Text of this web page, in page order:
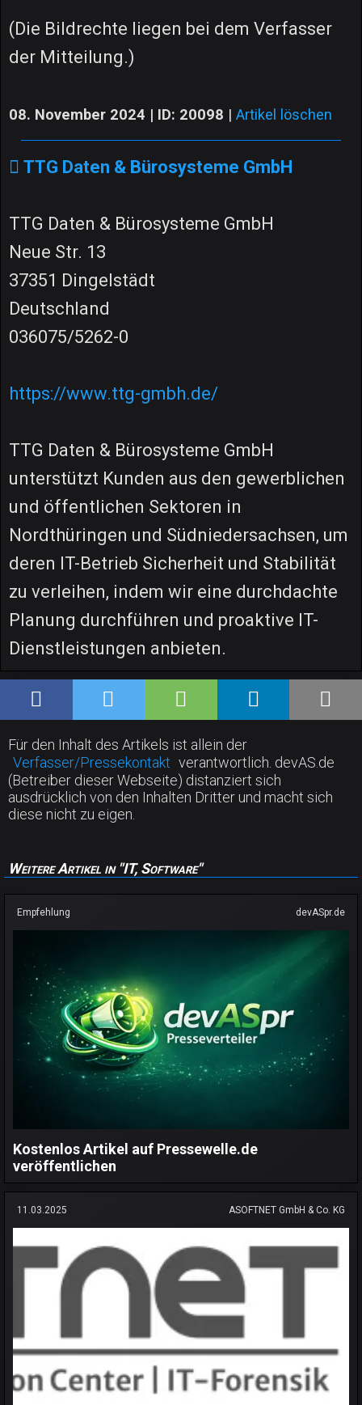
(Die Bildrechte liegen bei dem Verfasser
der Mitteilung.)
08. November 2024 | ID: 20098 | Artikel löschen
TTG Daten & Bürosysteme GmbH
TTG Daten & Bürosysteme GmbH
Neue Str. 13
37351 Dingelstädt
Deutschland
036075/5262-0
https://www.ttg-gmbh.de/
TTG Daten & Bürosysteme GmbH
unterstützt Kunden aus den gewerblichen
und öffentlichen Sektoren in
Nordthüringen und Südniedersachsen, um
deren IT-Betrieb Sicherheit und Stabilität
zu verleihen, indem wir eine durchdachte
Planung durchführen und proaktive IT-
Dienstleistungen anbieten.
Für den Inhalt des Artikels ist allein der
Verfasser/Pressekontakt verantwortlich. devAS.de
(Betreiber dieser Webseite) distanziert sich
ausdrücklich von den Inhalten Dritter und macht sich
diese nicht zu eigen.
Weitere Artikel in "IT, Software"
Empfehlung devASpr.de
Kostenlos Artikel auf Pressewelle.de
veröffentlichen
11.03.2025 ASOFTNET GmbH & Co. KG